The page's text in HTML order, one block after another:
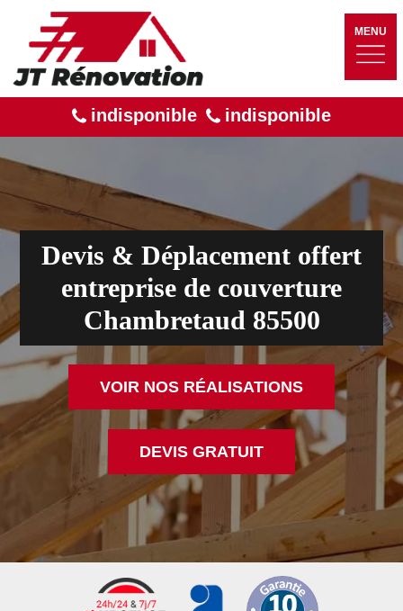
MENU
indisponible indisponible
Devis & Déplacement offert
entreprise de couverture
Chambretaud 85500
VOIR NOS RÉALISATIONS
DEVIS GRATUIT